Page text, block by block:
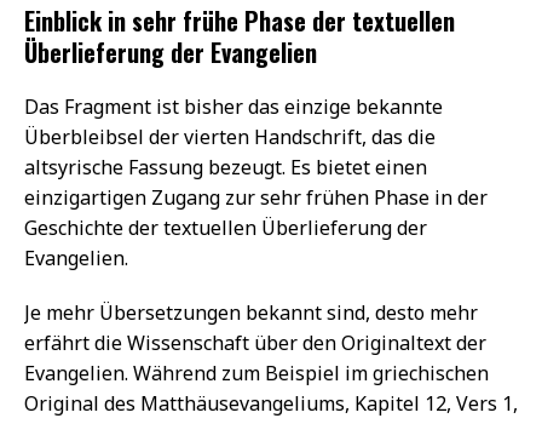
Einblick in sehr frühe Phase der textuellen
Überlieferung der Evangelien
Das Fragment ist bisher das einzige bekannte
Überbleibsel der vierten Handschrift, das die
altsyrische Fassung bezeugt. Es bietet einen
einzigartigen Zugang zur sehr frühen Phase in der
Geschichte der textuellen Überlieferung der
Evangelien.
Je mehr Übersetzungen bekannt sind, desto mehr
erfährt die Wissenschaft über den Originaltext der
Evangelien. Während zum Beispiel im griechischen
Original des Matthäusevangeliums, Kapitel 12, Vers 1,